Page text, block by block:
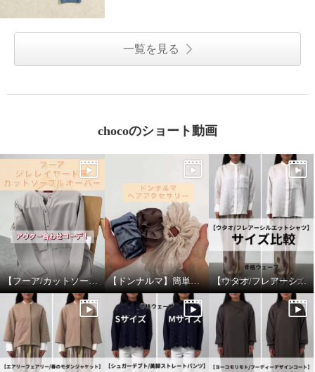
一覧を見る
chocoのショート動画
【フーア/カットソープルオーバー】アウター合わせ！ 【ドンナルマ】簡単ヘアアレンジ！ 【ウタオ/フレアーシルエットシャツ】サイズ比較